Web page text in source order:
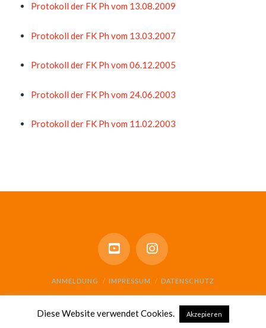
Protokoll der FK Ph vom 13.08.2009
Protokoll der FK Ph vom 13.03.2007
Protokoll der FK Ph vom 06.12.2005
Protokoll der FK Ph vom 24.06.2003
Protokoll der FK Ph vom 11.02.2003
ANMELDUNG IMPRESSUM DATENSCHUTZ
Diese Website verwendet Cookies. Akzepieren